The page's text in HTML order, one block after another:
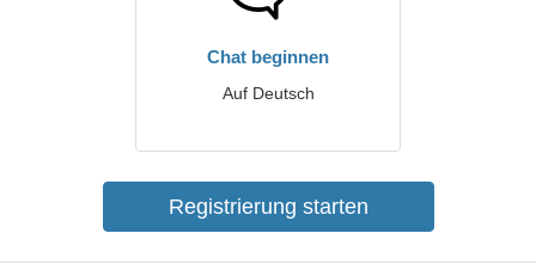
Chat beginnen
Auf Deutsch
Registrierung starten